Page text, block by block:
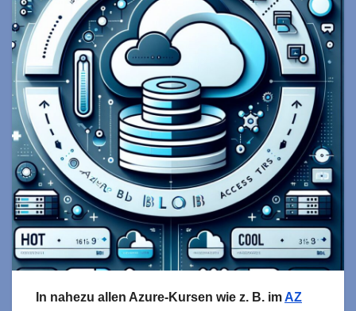
In nahezu allen Azure-Kursen wie z. B. imAZ